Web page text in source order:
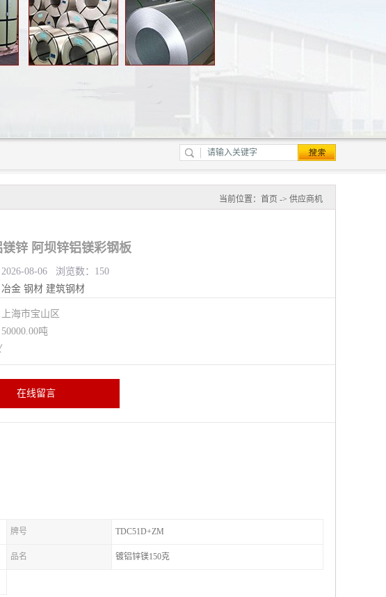
当前位置： 首页 -> 供应商机
锌 阿坝锌铝镁彩钢板
08-06 浏览数：150
冶金 钢材 建筑钢材
海市宝山区
吨
在线留言
牌号 TDC51D+ZM
品名 镀铝锌镁150克